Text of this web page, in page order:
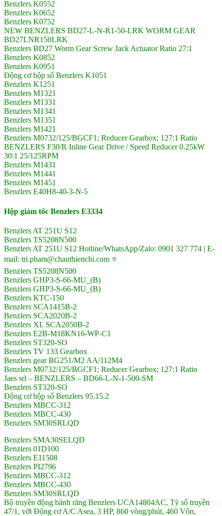
Benzlers K0552
Benzlers K0652
Benzlers K0752
NEW BENZLERS BD27-L-N-R1-50-LRK WORM GEAR
BD27LNR150LRK
Benzlers BD27 Worm Gear Screw Jack Actuator Ratio 27:1
Benzlers K0852
Benzlers K0951
Động cơ hộp số Benzlers K1051
Benzlers K1251
Benzlers M1321
Benzlers M1331
Benzlers M1341
Benzlers M1351
Benzlers M1421
Benzlers M0732/125/BGCF1; Reducer Gearbox; 127:1 Ratio
BENZLERS F30/R Inline Gear Drive / Speed Reducer 0.25kW
30:1 25/125RPM
Benzlers M1431
Benzlers M1441
Benzlers M1451
Benzlers E40H8-40-3-N-5
Hộp giảm tốc Benzlers E3334
Benzlers AT 251U S12
Benzlers TS5208N500
Benzlers AT 251U S12 Hotline/WhatsApp/Zalo: 0901 327 774 | E-
mail: tri.pham@chauthienchi.com ⭐
Benzlers TS5208N500
Benzlers GHP3-S-66-MU_(B)
Benzlers GHP3-S-66-MU_(B)
Benzlers KTC-150
Benzlers SCA1415B-2
Benzlers SCA2020B-2
Benzlers XL SCA2050B-2
Benzlers E2B-M18KN16-WP-C1
Benzlers ST320-SO
Benzlers TV 133 Gearbox
Benzlers gear BG251/M2 AA/112M4
Benzlers M0732/125/BGCF1; Reducer Gearbox; 127:1 Ratio
Jaes srl – BENZLERS – BD66-L-N-1-500-SM
Benzlers ST320-SO
Động cơ hộp số Benzlers 95.15.2
Benzlers MBCC-312
Benzlers MBCC-430
Benzlers SM30SRLQD
Benzlers SMA30SELQD
Benzlers 01D100
Benzlers E11508
Benzlers PI2796
Benzlers MBCC-312
Benzlers MBCC-430
Benzlers SM30SRLQD
Bộ truyền động bánh răng Benzlers UCA14804AC, Tỷ số truyền
47/1, với Động cơ A/C Asea, 3 HP, 860 vòng/phút, 460 Vôn,